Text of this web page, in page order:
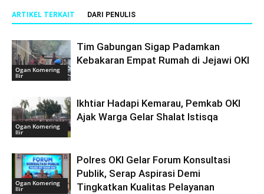
ARTIKEL TERKAIT DARI PENULIS
Ogan Komering
Ilir
Tim Gabungan Sigap Padamkan
Kebakaran Empat Rumah di Jejawi OKI
Ogan Komering
Ilir
Ikhtiar Hadapi Kemarau, Pemkab OKI
Ajak Warga Gelar Shalat Istisqa
Ogan Komering
Ilir
Polres OKI Gelar Forum Konsultasi
Publik, Serap Aspirasi Demi
Tingkatkan Kualitas Pelayanan